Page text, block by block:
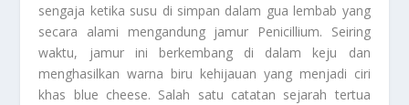
sengaja ketika susu di simpan dalam gua lembab yang
secara alami mengandung jamur Penicillium. Seiring
waktu, jamur ini berkembang di dalam keju dan
menghasilkan warna biru kehijauan yang menjadi ciri
khas blue cheese. Salah satu catatan sejarah tertua